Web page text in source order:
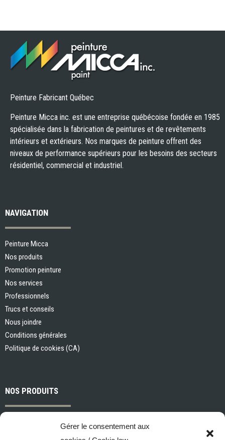
Gérer le consentement aux
Peinture Fabricant Québec
Peinture Micca inc. est une entreprise québécoise fondée en 1985
spécialisée dans la fabrication de peintures et de revêtements
intérieurs et extérieurs. Nos marques de peinture offrent des
niveaux de performance supérieurs pour les besoins des secteurs
résidentiel, commercial et industriel.
NAVIGATION
Peinture Micca
Nos produits
Promotion peinture
Nos services
Professionnels
Trucs et conseils
Nous joindre
Conditions générales
Politique de cookies (CA)
NOS PRODUITS
Peintures et apprêts d’intérieur